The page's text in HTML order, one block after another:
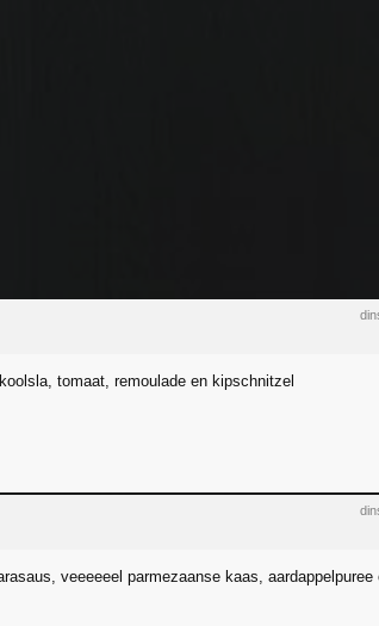
tomaat, remoulade en kipschnitzel
veeeeeel parmezaanse kaas, aardappelpuree